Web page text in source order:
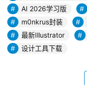
AI 2026学习版
m0nkrus封装
最新Illustrator
设计工具下载